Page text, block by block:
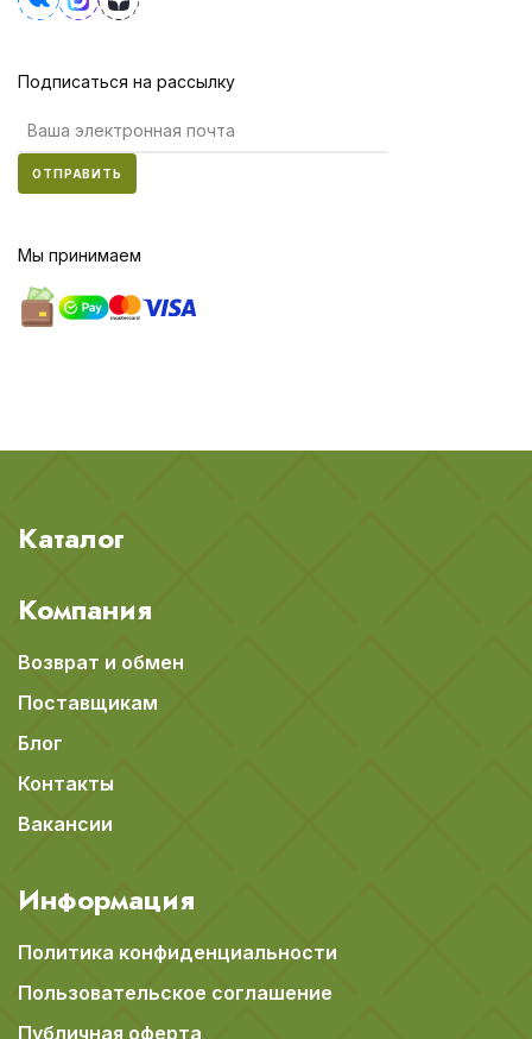
Подписаться на рассылку
ОТПРАВИТЬ
Мы принимаем
Каталог
Компания
Возврат и обмен
Поставщикам
Блог
Контакты
Вакансии
Информация
Политика конфиденциальности
Пользовательское соглашение
Публичная оферта